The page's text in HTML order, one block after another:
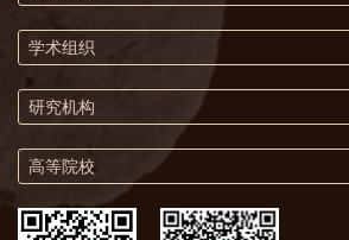
学术组织
研究机构
高等院校